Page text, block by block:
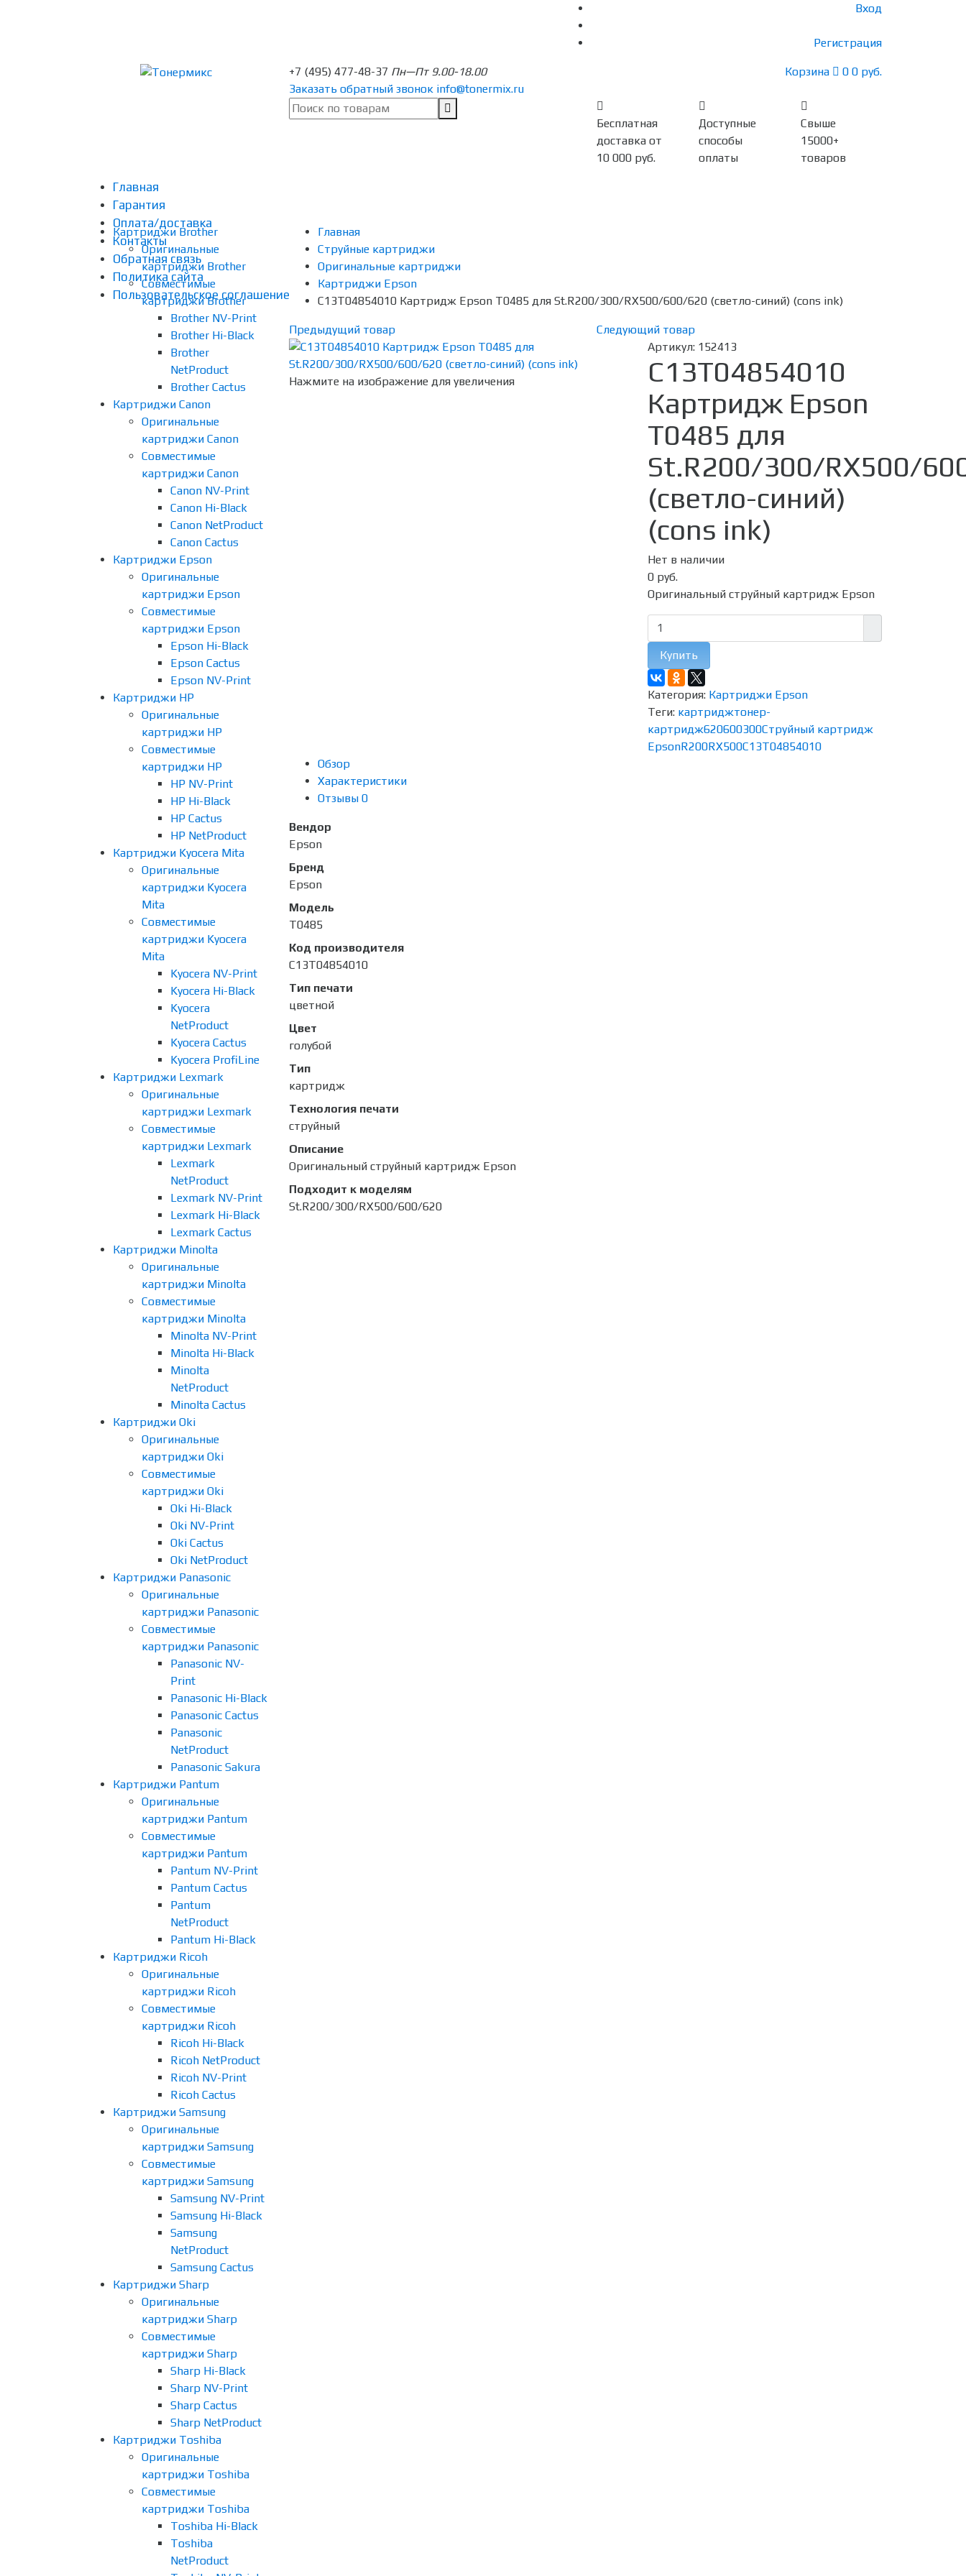
Вход
Регистрация
+7 (495) 477-48-37 Пн—Пт 9.00-18.00
Заказать обратный звонок info@tonermix.ru
Корзина 0 0 руб.
Бесплатная
доставка от
10 000 руб.
Доступные
способы
оплаты
Свыше
15000+
товаров
Главная
Гарантия
Оплата/доставка
Контакты
Обратная связь
Политика сайта
Пользовательское соглашение
Картриджи Brother
Оригинальные
картриджи Brother
Совместимые
картриджи Brother
Brother NV-Print
Brother Hi-Black
Brother
NetProduct
Brother Cactus
Картриджи Canon
Оригинальные
картриджи Canon
Совместимые
картриджи Canon
Canon NV-Print
Canon Hi-Black
Canon NetProduct
Canon Cactus
Картриджи Epson
Оригинальные
картриджи Epson
Совместимые
картриджи Epson
Epson Hi-Black
Epson Cactus
Epson NV-Print
Картриджи HP
Оригинальные
картриджи HP
Совместимые
картриджи HP
HP NV-Print
HP Hi-Black
HP Cactus
HP NetProduct
Картриджи Kyocera Mita
Оригинальные
картриджи Kyocera
Mita
Совместимые
картриджи Kyocera
Mita
Kyocera NV-Print
Kyocera Hi-Black
Kyocera
NetProduct
Kyocera Cactus
Kyocera ProfiLine
Картриджи Lexmark
Оригинальные
картриджи Lexmark
Совместимые
картриджи Lexmark
Lexmark
NetProduct
Lexmark NV-Print
Lexmark Hi-Black
Lexmark Cactus
Картриджи Minolta
Оригинальные
картриджи Minolta
Совместимые
картриджи Minolta
Minolta NV-Print
Minolta Hi-Black
Minolta
NetProduct
Minolta Cactus
Картриджи Oki
Оригинальные
картриджи Oki
Совместимые
картриджи Oki
Oki Hi-Black
Oki NV-Print
Oki Cactus
Oki NetProduct
Картриджи Panasonic
Оригинальные
картриджи Panasonic
Совместимые
картриджи Panasonic
Panasonic NV-
Print
Panasonic Hi-Black
Panasonic Cactus
Panasonic
NetProduct
Panasonic Sakura
Картриджи Pantum
Оригинальные
картриджи Pantum
Совместимые
картриджи Pantum
Pantum NV-Print
Pantum Cactus
Pantum
NetProduct
Pantum Hi-Black
Картриджи Ricoh
Оригинальные
картриджи Ricoh
Совместимые
картриджи Ricoh
Ricoh Hi-Black
Ricoh NetProduct
Ricoh NV-Print
Ricoh Cactus
Картриджи Samsung
Оригинальные
картриджи Samsung
Совместимые
картриджи Samsung
Samsung NV-Print
Samsung Hi-Black
Samsung
NetProduct
Samsung Cactus
Картриджи Sharp
Оригинальные
картриджи Sharp
Совместимые
картриджи Sharp
Sharp Hi-Black
Sharp NV-Print
Sharp Cactus
Sharp NetProduct
Картриджи Toshiba
Оригинальные
картриджи Toshiba
Совместимые
картриджи Toshiba
Toshiba Hi-Black
Toshiba
NetProduct
Главная
Струйные картриджи
Оригинальные картриджи
Картриджи Epson
C13T04854010 Картридж Epson T0485 для St.R200/300/RX500/600/620 (светло-синий) (cons ink)
Предыдущий товар Следующий товар
Нажмите на изображение для увеличения
Артикул: 152413
C13T04854010
Картридж Epson
T0485 для
St.R200/300/RX500/
(светло-синий)
(cons ink)
Нет в наличии
0 руб.
Оригинальный струйный картридж Epson
Купить
Категория: Картриджи Epson
Теги: картриджтонер-
картридж620600300Струйный картридж
EpsonR200RX500C13T04854010
Обзор
Характеристики
Отзывы 0
Вендор
Epson
Бренд
Epson
Модель
T0485
Код производителя
C13T04854010
Тип печати
цветной
Цвет
голубой
Тип
картридж
Технология печати
струйный
Описание
Оригинальный струйный картридж Epson
Подходит к моделям
St.R200/300/RX500/600/620